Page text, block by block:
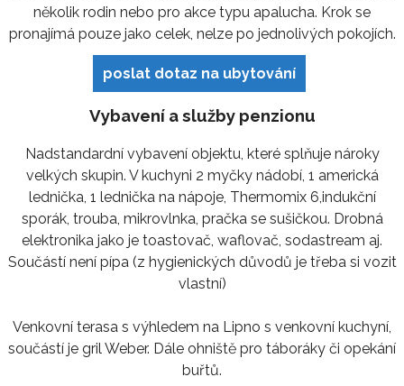
několik rodin nebo pro akce typu apalucha. Krok se
pronajímá pouze jako celek, nelze po jednolivých pokojích.
poslat dotaz na ubytování
Vybavení a služby penzionu
Nadstandardní vybavení objektu, které splňuje nároky
velkých skupin. V kuchyni 2 myčky nádobí, 1 americká
lednička, 1 lednička na nápoje, Thermomix 6,indukční
sporák, trouba, mikrovlnka, pračka se sušičkou. Drobná
elektronika jako je toastovač, waflovač, sodastream aj.
Součástí není pípa (z hygienických důvodů je třeba si vozit
vlastní)
Venkovní terasa s výhledem na Lipno s venkovní kuchyní,
součástí je gril Weber. Dále ohniště pro táboráky či opekání
buřtů.